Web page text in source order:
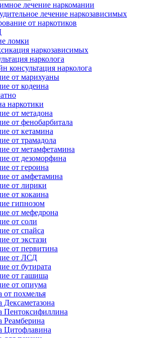
лечение наркомании
лечение наркозависимых
от наркотиков
ломки
наркозависимых
нарколога
консультация нарколога
от марихуаны
от кодеина
наркотики
от метадона
от фенобарбитала
от кетамина
от трамадола
от метамфетамина
от дезоморфина
от героина
от амфетамина
от лирики
от кокаина
гипнозом
от мефедрона
от соли
от спайса
от экстази
от первитина
от ЛСД
от бутирата
от гашиша
от опиума
от похмелья
Дексаметазона
Пентоксифиллина
Реамберина
Цитофлавина